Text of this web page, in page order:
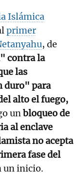
Islámica
primer
, de
contra la
las
duro" para
alto el fuego,
unbloqueo de
al enclave
no acepta
fase del
un inicio.